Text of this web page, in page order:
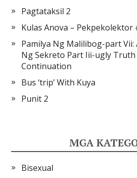
Pagtataksil 2
Kulas Anova – Pekpekolektor
Pamilya Ng Malilibog-part
Ng Sekreto Part Iii-ugly Truth
Continuation
Bus ‘trip’ With Kuya
Punit 2
MGA
Bisexual